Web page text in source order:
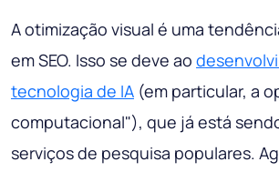
A otimização visual é uma
em SEO. Isso se deve ao
tecnologia de IA (em particular, a
computacional"), que já está
serviços de pesquisa populares.